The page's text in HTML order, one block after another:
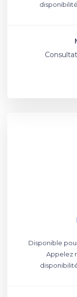
Disponible
Appelez